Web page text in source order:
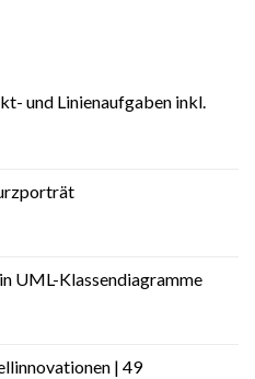
und Linienaufgaben inkl.
UML-Klassendiagramme
| 49